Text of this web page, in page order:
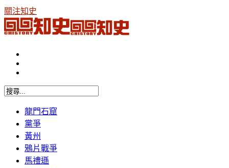
關注知史
龍門石窟
黨爭
黃州
鴉片戰爭
馬禮遜